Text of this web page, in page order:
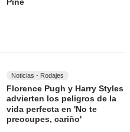
Pine
Noticias - Rodajes
Florence Pugh y Harry Styles
advierten los peligros de la
vida perfecta en 'No te
preocupes, cariño'